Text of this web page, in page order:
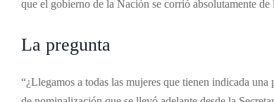
que el gobierno de la Nación se corrió absolutamente
La pregunta
“¿Llegamos a todas las mujeres que tienen indicada